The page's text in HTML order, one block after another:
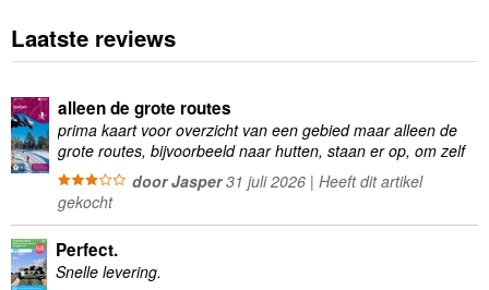
Laatste reviews
alleen de grote routes
prima kaart voor overzicht van een gebied maar alleen de
grote routes, bijvoorbeeld naar hutten, staan er op, om zelf
wandelingen te plannen minder geschikt
door Jasper31 juli 2026 | Heeft dit artikel
gekocht
Perfect.
Snelle levering.